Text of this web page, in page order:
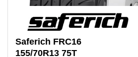
Saferich FRC16
155/70R13 75T